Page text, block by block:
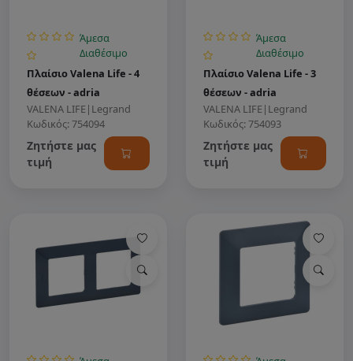
Άμεσα
Διαθέσιμο
Πλαίσιο Valena Life - 4
θέσεων - adria
VALENA LIFE | Legrand
Κωδικός: 754094
Ζητήστε μας
τιμή
Άμεσα
Διαθέσιμο
Πλαίσιο Valena Life - 3
θέσεων - adria
VALENA LIFE | Legrand
Κωδικός: 754093
Ζητήστε μας
τιμή